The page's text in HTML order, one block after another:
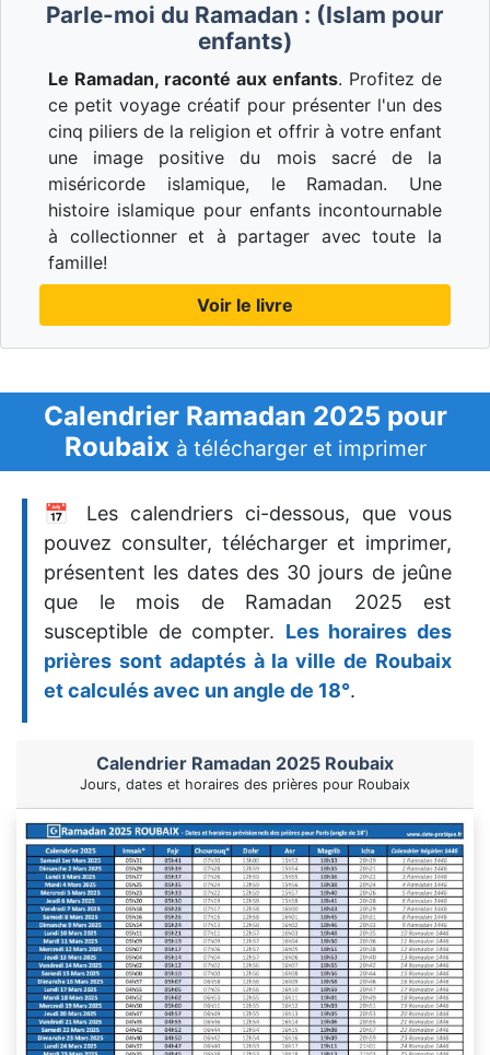
Parle-moi du Ramadan : (Islam pour
enfants)
Le Ramadan, raconté aux enfants. Profitez de
ce petit voyage créatif pour présenter l'un des
cinq piliers de la religion et offrir à votre enfant
une image positive du mois sacré de la
miséricorde islamique, le Ramadan. Une
histoire islamique pour enfants incontournable
à collectionner et à partager avec toute la
famille!
Voir le livre
Calendrier Ramadan 2025 pour
Roubaix à télécharger et imprimer
📅 Les calendriers ci-dessous, que vous
pouvez consulter, télécharger et imprimer,
présentent les dates des 30 jours de jeûne
que le mois de Ramadan 2025 est
susceptible de compter. Les horaires des
prières sont adaptés à la ville de Roubaix
et calculés avec un angle de 18°.
Calendrier Ramadan 2025 Roubaix
Jours, dates et horaires des prières pour Roubaix